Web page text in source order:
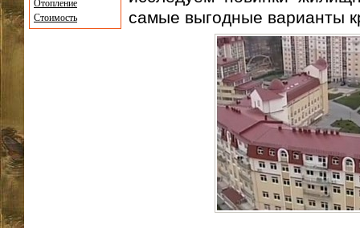
самые выгодные варианты
Отопление
Стоимость